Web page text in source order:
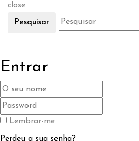
close
Pesquisar
Entrar
Lembrar-me
Perdeu a sua senha?